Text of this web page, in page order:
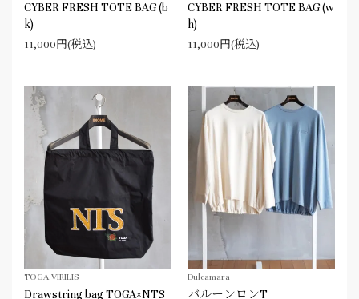
CYBER FRESH TOTE BAG (b
k)
11,000円(税込)
CYBER FRESH TOTE BAG (w
h)
11,000円(税込)
TOGA VIRILIS
Drawstring bag TOGA×NTS
Dulcamara
バルーンロンT